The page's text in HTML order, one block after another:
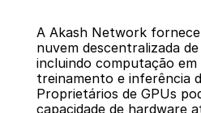
A Akash Network
nuvem descentralizada
incluindo computação
treinamento e inferência
Proprietários de GPUs
capacidade de hardware